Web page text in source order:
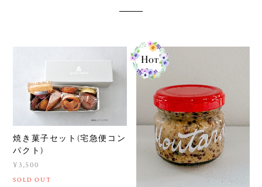
焼き菓子セット(宅急便コン
パクト)
¥3,500
SOLD OUT